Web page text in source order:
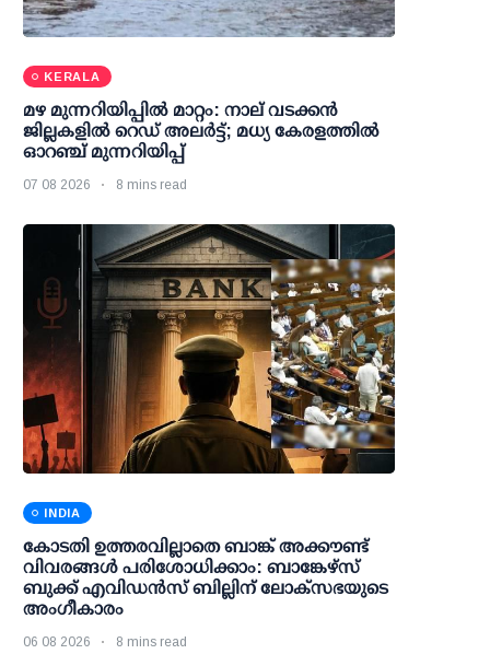
KERALA
മഴ മുന്നറിയിപ്പില്‍ മാറ്റം: നാല് വടക്കന്‍
ജില്ലകളില്‍ റെഡ് അലര്‍ട്ട്; മധ്യ കേരളത്തില്‍
ഓറഞ്ച് മുന്നറിയിപ്പ്
07 08 2026 8 mins read
INDIA
കോടതി ഉത്തരവില്ലാതെ ബാങ്ക് അക്കൗണ്ട്
വിവരങ്ങള്‍ പരിശോധിക്കാം: ബാങ്കേഴ്സ്
ബുക്ക് എവിഡന്‍സ് ബില്ലിന് ലോക്സഭയുടെ
അംഗീകാരം
06 08 2026 8 mins read